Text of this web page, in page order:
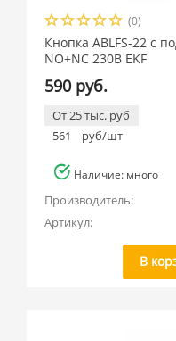
(0)
Кнопка ABLFS-22 с
NO+NC 230В EKF
590 руб.
От 25 тыс. руб
561
руб/шт
Наличие: много
Производитель:
Артикул:
В